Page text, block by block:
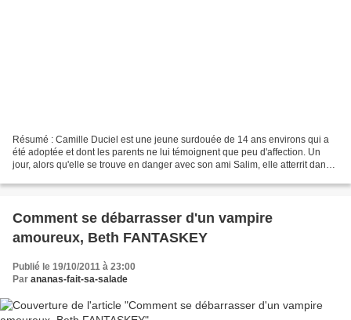
Résumé : Camille Duciel est une jeune surdouée de 14 ans environs qui a
été adoptée et dont les parents ne lui témoignent que peu d'affection. Un
jour, alors qu'elle se trouve en danger avec son ami Salim, elle atterrit dans
Comment se débarrasser d'un vampire
amoureux, Beth FANTASKEY
Publié le 19/10/2011 à 23:00
Par ananas-fait-sa-salade